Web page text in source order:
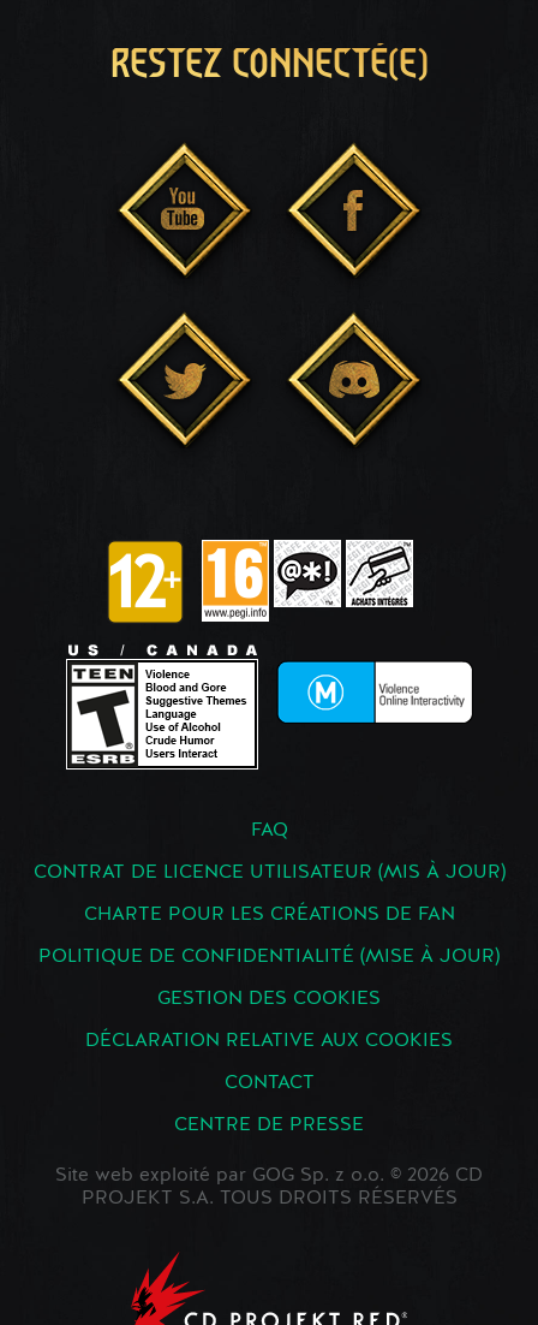
RESTEZ CONNECTÉ(E)
FAQ
CONTRAT DE LICENCE UTILISATEUR (MIS À JOUR)
CHARTE POUR LES CRÉATIONS DE FAN
POLITIQUE DE CONFIDENTIALITÉ (MISE À JOUR)
GESTION DES COOKIES
DÉCLARATION RELATIVE AUX COOKIES
CONTACT
CENTRE DE PRESSE
Site web exploité par GOG Sp. z o.o. © 2026 CD
PROJEKT S.A. TOUS DROITS RÉSERVÉS